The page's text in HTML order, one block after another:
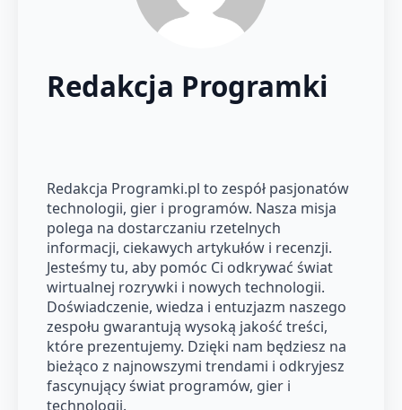
Redakcja Programki
Redakcja Programki.pl to zespół pasjonatów
technologii, gier i programów. Nasza misja
polega na dostarczaniu rzetelnych
informacji, ciekawych artykułów i recenzji.
Jesteśmy tu, aby pomóc Ci odkrywać świat
wirtualnej rozrywki i nowych technologii.
Doświadczenie, wiedza i entuzjazm naszego
zespołu gwarantują wysoką jakość treści,
które prezentujemy. Dzięki nam będziesz na
bieżąco z najnowszymi trendami i odkryjesz
fascynujący świat programów, gier i
technologii.